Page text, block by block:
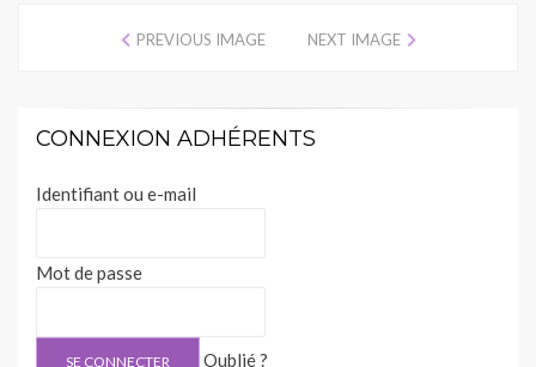
PREVIOUS IMAGE NEXT IMAGE
CONNEXION ADHÉRENTS
Identifiant ou e-mail
Mot de passe
Oublié ?